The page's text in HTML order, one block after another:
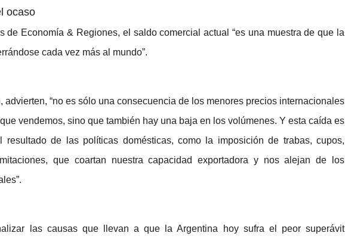
ocaso
de Economía & Regiones, el saldo comercial actual “es una muestra de que la
cada vez más al mundo”.
advierten, “no es sólo una consecuencia de los menores precios internacionales
vendemos, sino que también hay una baja en los volúmenes. Y esta caída es
resultado de las políticas domésticas, como la imposición de trabas, cupos,
que coartan nuestra capacidad exportadora y nos alejan de los
las causas que llevan a que la Argentina hoy sufra el peor superávit